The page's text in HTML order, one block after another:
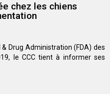
Del Peru)
chez les chiens
Drug Administration (FDA) des
le CCC tient à informer ses